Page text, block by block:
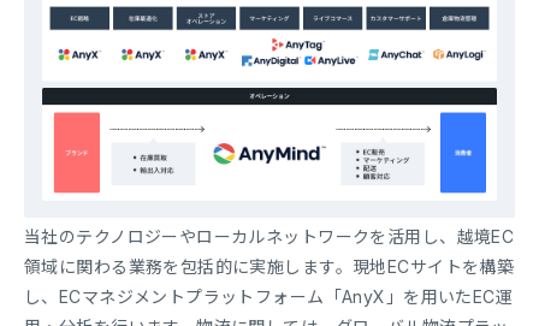
当社のテクノロジーやローカルネットワークを活用し、越境EC
領域に関わる業務を包括的に実施します。現地ECサイトを構築
し、ECマネジメントプラットフォーム「AnyX」を用いたEC運